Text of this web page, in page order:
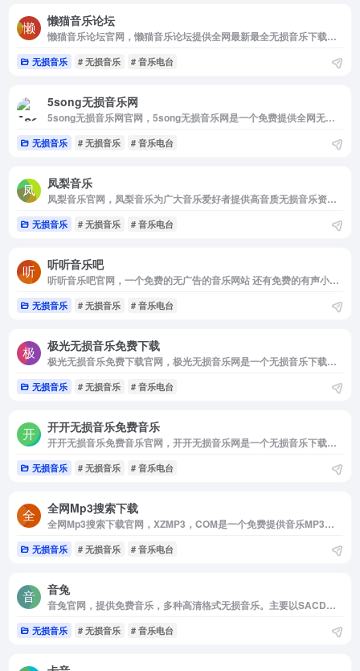
懒猫音乐论坛
懒猫音乐论坛官网，懒猫音乐论坛提供全网最新最全无损音乐下载，涵盖CD包音乐论坛，完美汽车音乐论坛，思清，吾爱，醉音，麦田，炫音音乐论坛等所有VIP音乐资源下载论坛！
无损音乐 # 无损音乐 # 音乐电台
5song无损音乐网
5song无损音乐网官网，5song无损音乐网是一个免费提供全网无损音乐及mp3歌曲免费下载网站，为广大音乐爱好者提供音乐交流及资源分享平台。
无损音乐 # 无损音乐 # 音乐电台
凤梨音乐
凤梨音乐官网，凤梨音乐为广大音乐爱好者提供高音质无损音乐资源的一个音乐分享平台
无损音乐 # 无损音乐 # 音乐电台
听听音乐吧
听听音乐吧官网，一个免费的无广告的音乐网站 还有免费的有声小说下载
无损音乐 # 无损音乐 # 音乐电台
极光无损音乐免费下载
极光无损音乐免费下载官网，极光无损音乐网是一个无损音乐下载，mp3音乐免费下载，mp3音乐免费音乐下载的网站，抖音热门音乐下载，为广大爱好音乐者提供免费音乐素材交流分享的平台。
无损音乐 # 无损音乐 # 音乐电台
开开无损音乐免费音乐
开开无损音乐免费音乐官网，开开无损音乐网是一个无损音乐下载，无损音乐免费下载，mp3音乐免费音乐下载的网站，抖音热门音乐下载，为广大音乐爱好者和抖音创作者提供免费音乐素材交流分享的平台。
无损音乐 # 无损音乐 # 音乐电台
全网Mp3搜索下载
全网Mp3搜索下载官网，XZMP3，COM是一个免费提供音乐MP3下载的网站，专注于MP3音乐下载，Flac音乐等各类高品质无损音乐的免费下载，致力于做国内最好的免费无损音乐下载网站。
无损音乐 # 无损音乐 # 音乐电台
音兔
音兔官网，提供免费音乐，多种高清格式无损音乐。主要以SACD无损音乐，DSD无损音乐和Hires无损音乐为主。高速使用多种方式，避免使用网盘。是一个不可多得的免费音乐网站。让无损更上一个逼格。 音兔 - 无损音乐下载
无损音乐 # 无损音乐 # 音乐电台